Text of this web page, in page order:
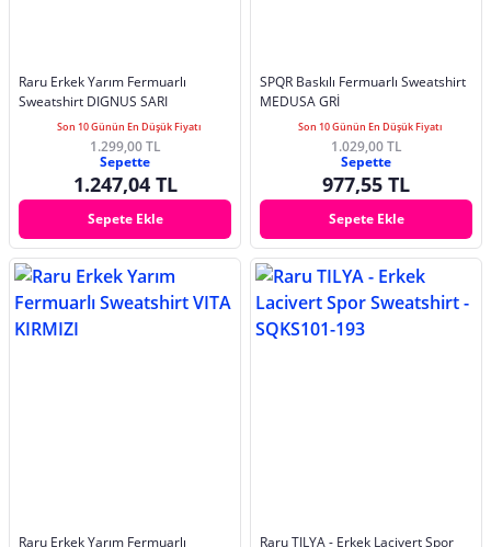
Raru Erkek Yarım Fermuarlı
Sweatshirt DIGNUS SARI
Son 10 Günün En Düşük Fiyatı
1.299,00 TL
Sepette
1.247,04 TL
Sepete Ekle
SPQR Baskılı Fermuarlı Sweatshirt
MEDUSA GRİ
Son 10 Günün En Düşük Fiyatı
1.029,00 TL
Sepette
977,55 TL
Sepete Ekle
Raru Erkek Yarım Fermuarlı
Raru TILYA - Erkek Lacivert Spor